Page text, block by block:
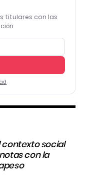
titulares con las
contexto social
con la